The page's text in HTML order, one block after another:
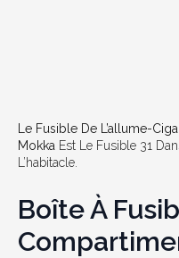
Le Fusible De L’allume-
Mokka Est Le Fusible 31
L’habitacle.
Boîte À